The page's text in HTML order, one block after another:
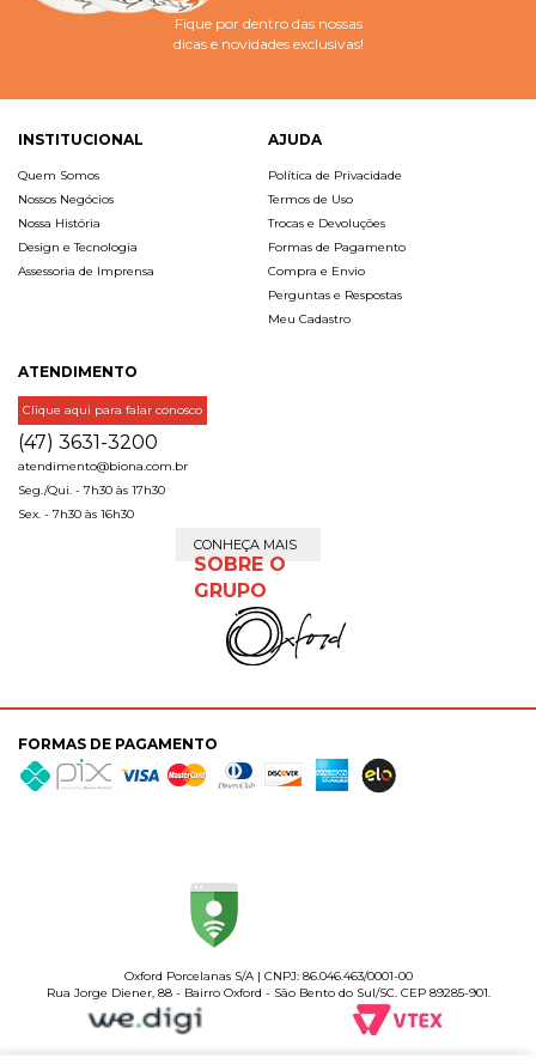
Fique por dentro das nossas
dicas e novidades exclusivas!
INSTITUCIONAL
Quem Somos
Nossos Negócios
Nossa História
Design e Tecnologia
Assessoria de Imprensa
AJUDA
Política de Privacidade
Termos de Uso
Trocas e Devoluções
Formas de Pagamento
Compra e Envio
Perguntas e Respostas
Meu Cadastro
ATENDIMENTO
Clique aqui para falar conosco
(47) 3631-3200
atendimento@biona.com.br
Seg./Qui. - 7h30 às 17h30
Sex. - 7h30 às 16h30
CONHEÇA MAIS
SOBRE O
GRUPO
FORMAS DE PAGAMENTO
Oxford Porcelanas S/A | CNPJ: 86.046.463/0001-00
Rua Jorge Diener, 88 - Bairro Oxford - São Bento do Sul/SC. CEP 89285-901.